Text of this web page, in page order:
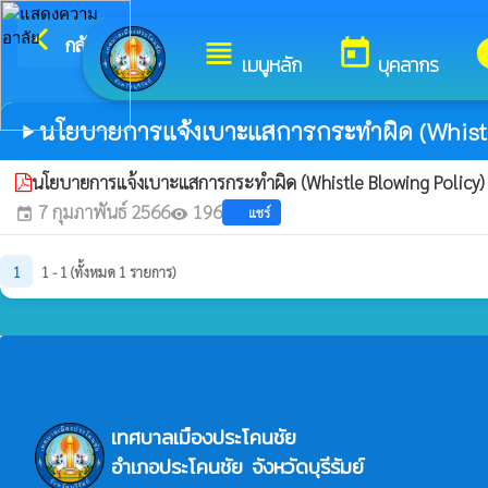
view_headline เมนูหลัก today บุคลากร
arrow_back_ios กลับเมนูหลัก ยินดีต้อนรับสู่เว็บไซต์ของ เ
play_arrowนโยบายการแจ้งเบาะแสการกระทำผิด
นโยบายการแจ้งเบาะแสการกระทำผิด (Whistle Blowing Policy)
event 7 กุมภาพันธ์ 2566visibility 196 แชร์
1 1 - 1 (ทั้งหมด 1 รายการ)
เทศบาลเมืองประโคนชัย
อำเภอประโคนชัย จังหวัดบุรีรัมย์